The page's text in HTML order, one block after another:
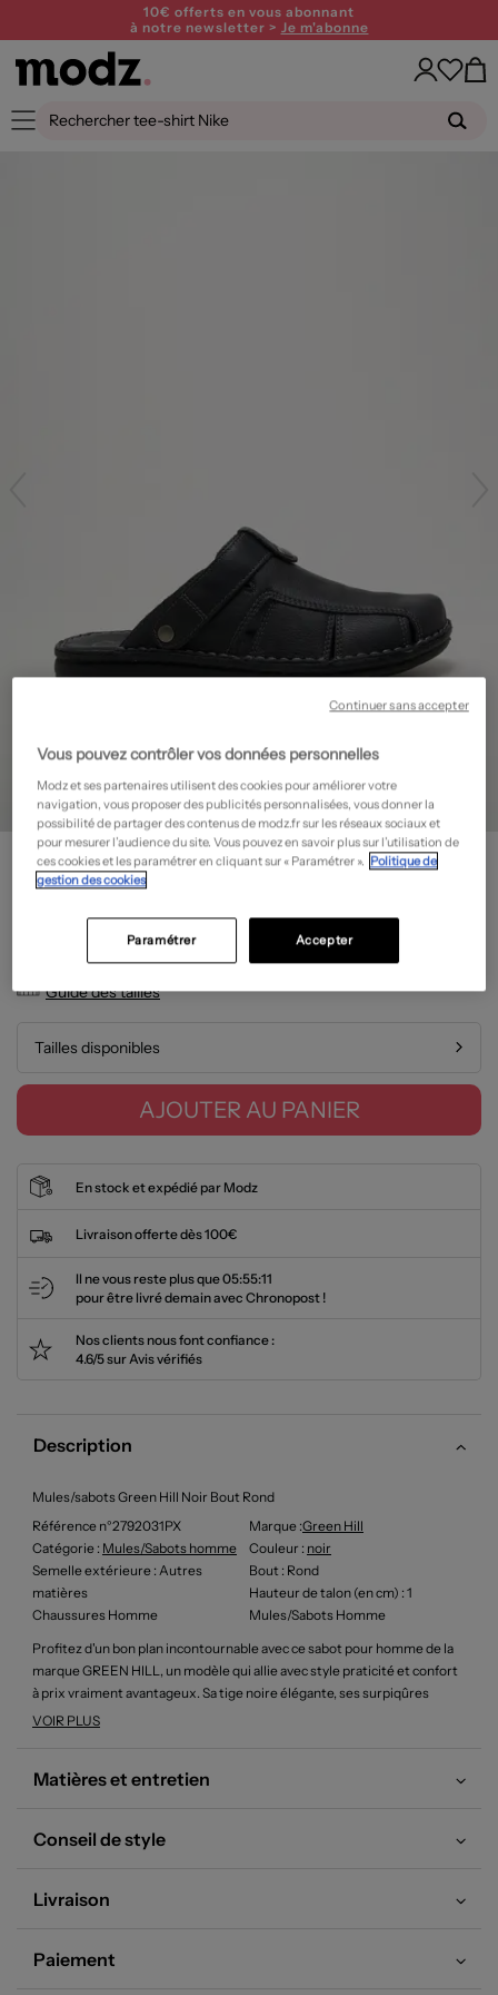
10€ offerts en vous abonnant
à notre newsletter > Je m'abonne
GREEN HILL
Mules/Sabots - Bout rond
34,98€
69,95€ -50%
Guide des tailles
Tailles disponibles
AJOUTER AU PANIER
En stock et expédié par Modz
Livraison offerte dès 100€
Il ne vous reste plus que05:55:11
pour être livré demain avec Chronopost !
Nos clients nous font confiance :
4.6/5 sur Avis vérifiés
Description
Mules/sabots Green Hill Noir Bout Rond
Référence n°2792031PX
Marque :Green Hill
Catégorie : Mules/Sabots homme Couleur : noir
Semelle extérieure : Autres
matières
Bout : Rond
Hauteur de talon (en cm) : 1
Chaussures Homme
Mules/Sabots Homme
Profitez d'un bon plan incontournable avec ce sabot pour homme de la
marque GREEN HILL, un modèle qui allie avec style praticité et confort
à prix vraiment avantageux. Sa tige noire élégante, ses surpiqûres
soignées et sa semelle souple offrent tout le nécessaire pour un usage
VOIR PLUS
Matières et entretien
Conseil de style
Livraison
Paiement
Vous pouvez contrôler vos données personnelles
Modz et ses partenaires utilisent des cookies pour améliorer votre
navigation, vous proposer des publicités personnalisées, vous donner la
possibilité de partager des contenus de modz.fr sur les réseaux sociaux et
pour mesurer l’audience du site. Vous pouvez en savoir plus sur l’utilisation de
ces cookies et les paramétrer en cliquant sur « Paramétrer ». Politique de
gestion des cookies
Accepter
Paramétrer
Continuer sans accepter